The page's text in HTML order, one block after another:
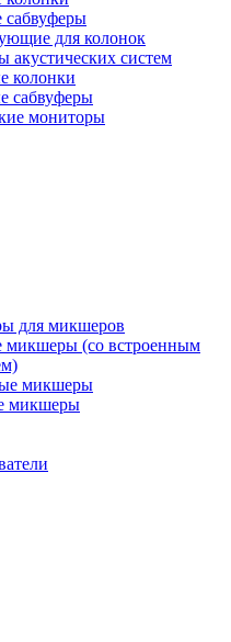
для колонок
акустических систем
колонки
сабвуферы
мониторы
для микшеров
микшеры (со встроенным
микшеры
микшеры